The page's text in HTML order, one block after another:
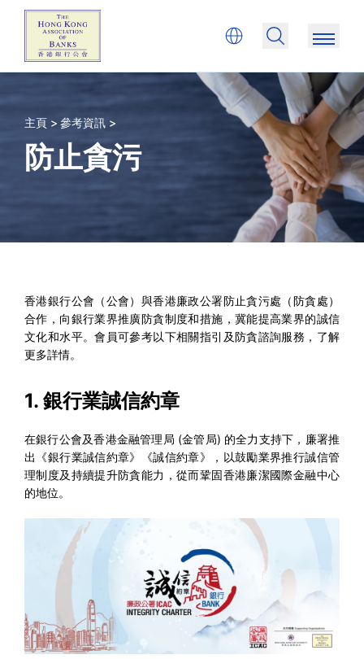
主頁 > 參考資訊 >
防止貪污
香港銀行公會（公會）與香港廉政公署防止貪污處（防貪處）
合作，向銀行業界推廣防貪制度和措施，冀能提高業界的誠信
文化和水平。會員可參考以下相關指引及防貪諮詢服務，了解
更多詳情。
1. 銀行業誠信約章
在銀行公會及香港金融管理局 (金管局) 的全力支持下，廉署推
出《銀行業誠信約章》《誠信約章》，以鼓勵業界推行誠信管
理制度及持續提升防貪能力，從而鞏固香港廉潔國際金融中心
的地位。